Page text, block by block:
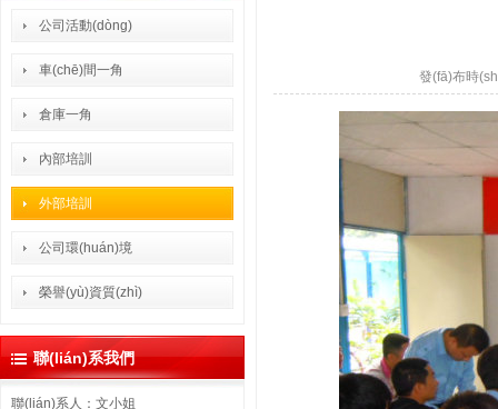
公司活動(dòng)
車(chē)間一角
倉庫一角
內部培訓
外部培訓
公司環(huán)境
榮譽(yù)資質(zhì)
聯(lián)系我們
聯(lián)系人：文小姐
發(fā)布時